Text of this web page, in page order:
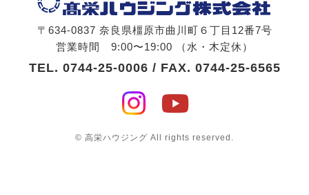
〒634-0837 奈良県橿原市曲川町６丁目12番7号
営業時間 9:00〜19:00 （水・木定休）
TEL. 0744-25-0006 / FAX. 0744-25-6565
© 高栄ハウジング All rights reserved.